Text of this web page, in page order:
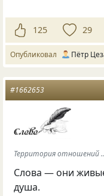
125 29
Опубликовал Пётр
#1662653
Территория отношений
Слова — они
душа.